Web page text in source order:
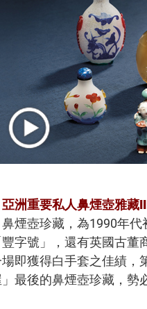
洲重要私人鼻煙壺雅藏
鼻煙壺珍藏，為1990年
字號」，還有英國古董
即獲得白手套之佳績，
最後的鼻煙壺珍藏，勢